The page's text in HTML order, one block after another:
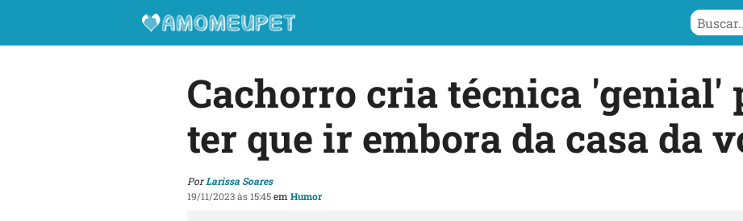
Cachorro cria técnica 'genial'
ter que ir embora da casa da
PorLarissa Soares
19/11/2023 às 15:45em Humor